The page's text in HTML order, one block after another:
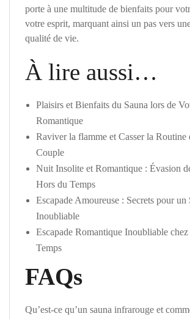
porte à une multitude de bienfaits pour
votre esprit, marquant ainsi un pas vers
qualité de vie.
À lire aussi…
Plaisirs et Bienfaits du Sauna lors de
Romantique
Raviver la flamme et Casser la Routine
Couple
Nuit Insolite et Romantique : Évasion
Hors du Temps
Escapade Amoureuse : Secrets pour un
Inoubliable
Escapade Romantique Inoubliable
Temps
FAQs
Qu’est-ce qu’un sauna infrarouge et